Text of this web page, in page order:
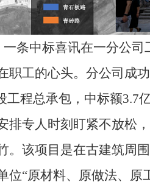
中标喜讯在一分公司
职工的心头。分公司成
程总承包，中标额3.7亿
专人时刻盯紧不放松，
。该项目是在古建筑周
“原材料、原做法、原